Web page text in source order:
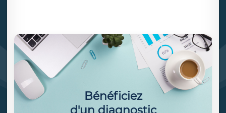
Bénéficiez
d'un diagnostic